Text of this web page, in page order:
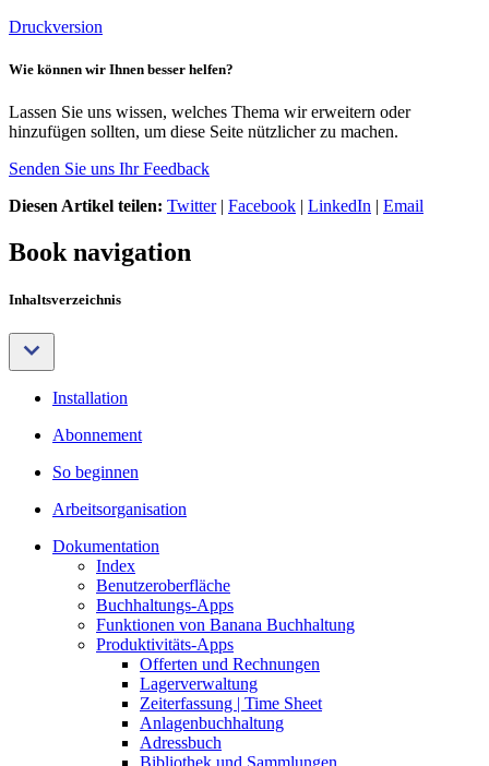
Druckversion
Wie können wir Ihnen besser helfen?
Lassen Sie uns wissen, welches Thema wir erweitern oder
hinzufügen sollten, um diese Seite nützlicher zu machen.
Senden Sie uns Ihr Feedback
Diesen Artikel teilen: Twitter| Facebook | LinkedIn | Email
Book navigation
Inhaltsverzeichnis
Installation
Abonnement
So beginnen
Arbeitsorganisation
Dokumentation
Index
Benutzeroberfläche
Buchhaltungs-Apps
Funktionen von Banana Buchhaltung
Produktivitäts-Apps
Offerten und Rechnungen
Lagerverwaltung
Zeiterfassung | Time Sheet
Anlagenbuchhaltung
Adressbuch